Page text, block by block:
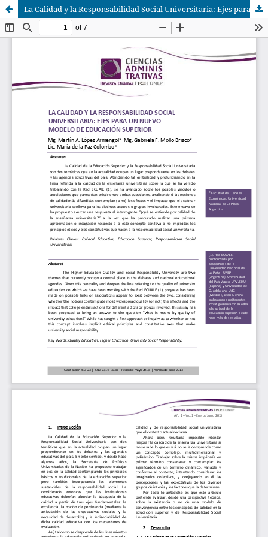
La Calidad y la Responsabilidad Social Universitaria: Ejes para un nuevo modelo de Educación Superior